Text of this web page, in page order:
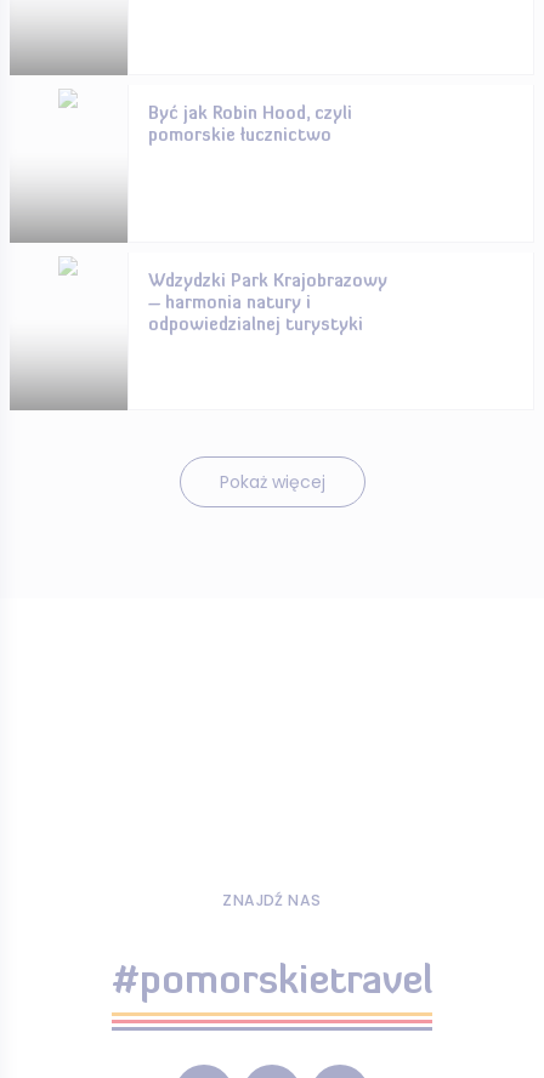
Być jak Robin Hood, czyli
pomorskie łucznictwo
Wdzydzki Park Krajobrazowy
– harmonia natury i
odpowiedzialnej turystyki
Pokaż więcej
ZNAJDŹ NAS
#pomorskietravel